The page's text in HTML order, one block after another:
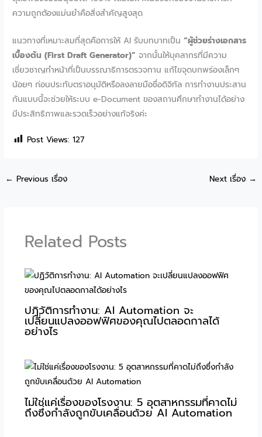
ความถูกต้องแม่นยำคือสิ่งสำคัญสูงสุด
แนวทางที่เหมาะสมที่สุดคือการให้ AI รับบทบาทเป็น“ผู้ช่วยร่างเอกสาร
เบื้องต้น (First Draft Generator)” จากนั้นให้บุคลากรที่มีความ
เชี่ยวชาญทำหน้าที่เป็นบรรณาธิการตรวจทาน แก้ไขจุดบกพร่องเล็กๆ
น้อยๆ ก่อนประทับตราอนุมัติหรือลงลายมือชื่อดิจิทัล การทำงานประสาน
กันแบบนี้จะช่วยให้ระบบ e-Document ของสถานศึกษาทำงานได้อย่าง
มีประสิทธิภาพและรวดเร็วอย่างแท้จริงค่ะ
Post Views: 127
← Previous เรื่อง Next เรื่อง →
Related Posts
ปฏิวัติการทำงาน: AI Automation จะ
เปลี่ยนแปลงออฟฟิศของคุณไปตลอดกาลได้
อย่างไร
ไม่ใช่แค่เรื่องของโรงงาน: 5 อุตสาหกรรมที่คาดไม่
ถึงซึ่งกำลังถูกขับเคลื่อนด้วย AI Automation